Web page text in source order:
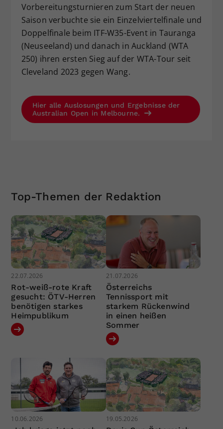
Vorbereitungsturnieren zum Start der neuen
Saison verbuchte sie ein Einzelviertelfinale und
Doppelfinale beim ITF-W35-Event in Tauranga
(Neuseeland) und danach in Auckland (WTA
250) ihren ersten Sieg auf der WTA-Tour seit
Cleveland 2023 gegen Wang.
Hier alle Auslosungen und Ergebnisse der
Australian Open in Melbourne.
Top-Themen der Redaktion
22.07.2026
Rot-weiß-rote Kraft
gesucht: ÖTV-Herren
benötigen starkes
Heimpublikum
21.07.2026
Österreichs
Tennissport mit
starkem Rückenwind
in einen heißen
Sommer
10.06.2026 19.05.2026